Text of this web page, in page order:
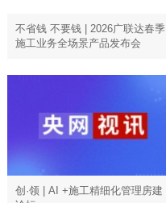
不省钱 不要钱 | 2026广联达春季
施工业务全场景产品发布会
创·领 | AI +施工精细化管理房建